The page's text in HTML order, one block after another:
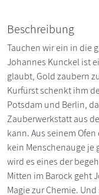
Beschreibung
Tauchen wir ein in die
Johannes Kunckel ist
glaubt, Gold zaubern
Kurfürst schenkt ihm
Potsdam und Berlin,
Zauberwerkstatt aus
kann. Aus seinem
kein Menschenauge je
wird es eines der
Mitten im Barock geht
Magie zur Chemie.